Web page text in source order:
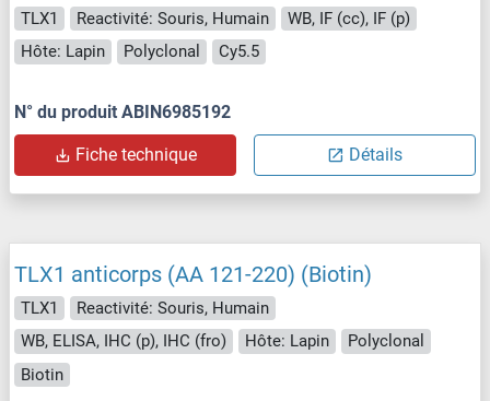
TLX1 Reactivité: Souris, Humain
WB, IF (cc), IF (p)
Hôte: Lapin
Polyclonal Cy5.5
N° du produit ABIN6985192
Fiche technique Détails
TLX1 anticorps (AA 121-220) (Biotin)
TLX1
Reactivité: Souris, Humain
WB, ELISA, IHC (p), IHC (fro)
Hôte: Lapin
Polyclonal
Biotin